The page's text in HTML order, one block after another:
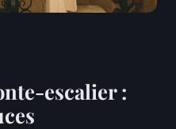
escalier :